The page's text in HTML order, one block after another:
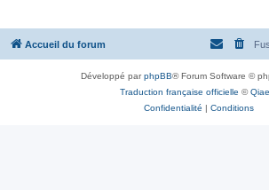
Accueil du forum
Développé parphpBB® Forum Software ©
Traduction française officielle ©
Confidentialité | Conditions